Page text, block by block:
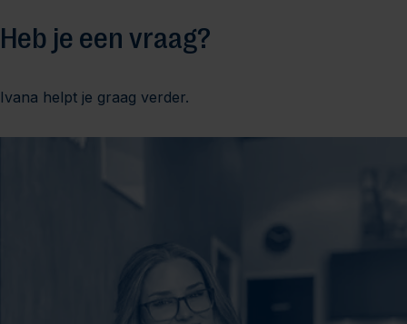
Heb je een vraag?
Ivana helpt je graag verder.